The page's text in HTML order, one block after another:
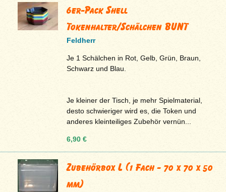
6er-Pack Shell
Tokenhalter/Schälchen BUNT
Feldherr
Je 1 Schälchen in Rot, Gelb, Grün, Braun,
Schwarz und Blau.
Je kleiner der Tisch, je mehr Spielmaterial,
desto schwieriger wird es, die Token und
anderes kleinteiliges Zubehör vernün...
6,90 €
Zubehörbox L (1 Fach - 70 x 70 x 50
mm)